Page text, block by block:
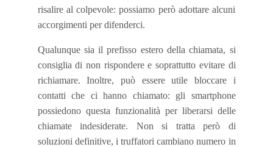
risalire al colpevole: possiamo però adottare alcuni
accorgimenti per difenderci.
Qualunque sia il prefisso estero della chiamata, si
consiglia di non rispondere e soprattutto evitare di
richiamare. Inoltre, può essere utile bloccare i
contatti che ci hanno chiamato: gli smartphone
possiedono questa funzionalità per liberarsi delle
chiamate indesiderate. Non si tratta però di
soluzioni definitive, i truffatori cambiano numero in